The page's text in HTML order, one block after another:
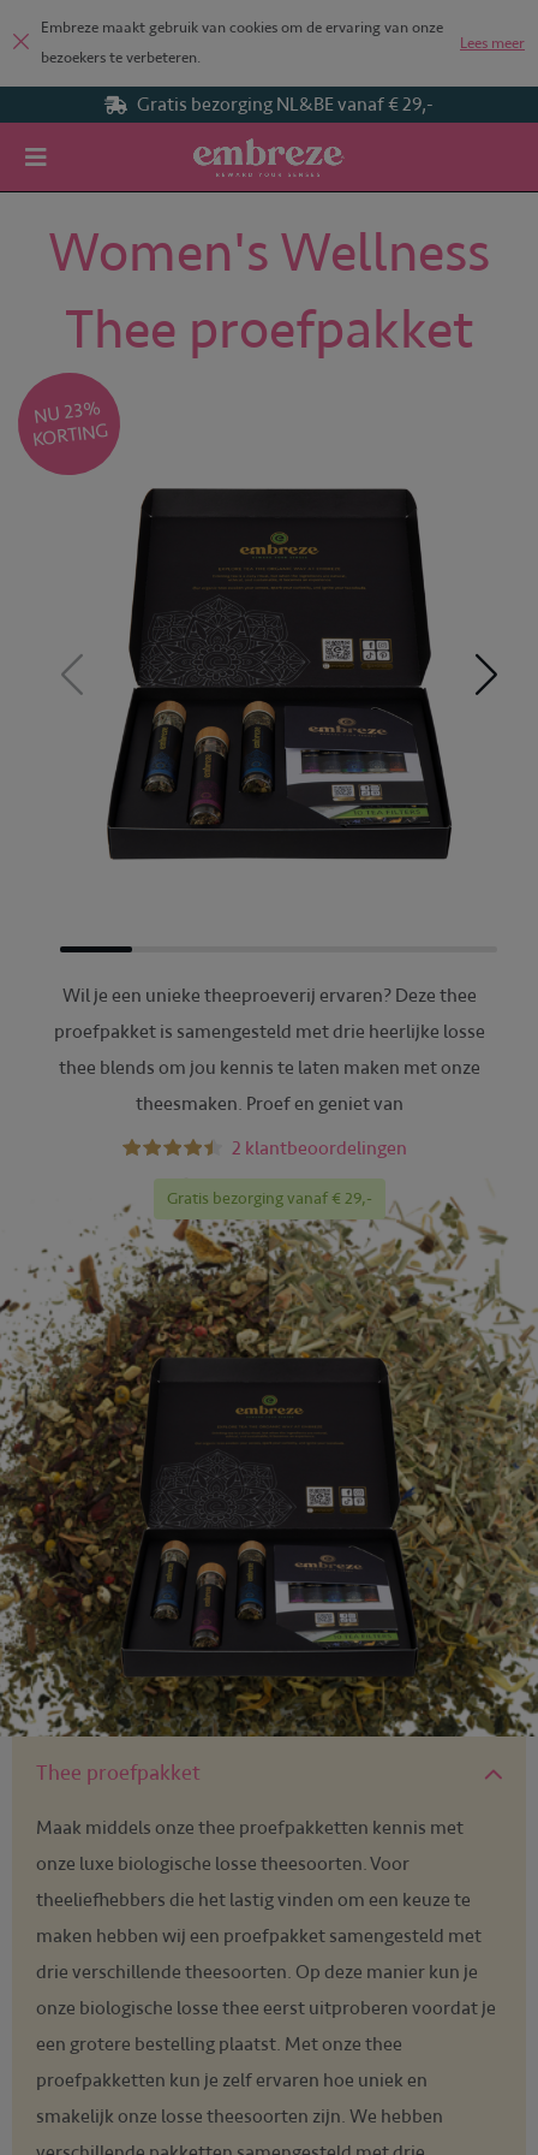
Embreze maakt gebruik van cookies om de ervaring van onze
bezoekers te verbeteren.
Lees meer
Gratis bezorging NL&BE vanaf € 29,-
Women's Wellness Thee proefpakket
Women's Wellness
Thee proefpakket
NU 23
%
KORTING
Wil je een unieke theeproeverij ervaren? Deze thee
proefpakket is samengesteld met drie heerlijke losse
thee blends om jou kennis te laten maken met onze
theesmaken. Proef en geniet van
2 klantbeoordelingen
Gratis bezorging vanaf € 29,-
Thee proefpakket
Maak middels onze thee proefpakketten kennis met
onze luxe biologische losse theesoorten. Voor
theeliefhebbers die het lastig vinden om een keuze te
maken hebben wij een proefpakket samengesteld met
drie verschillende theesoorten. Op deze manier kun je
onze biologische losse thee eerst uitproberen voordat je
een grotere bestelling plaatst. Met onze thee
proefpakketten kun je zelf ervaren hoe uniek en
smakelijk onze losse theesoorten zijn. We hebben